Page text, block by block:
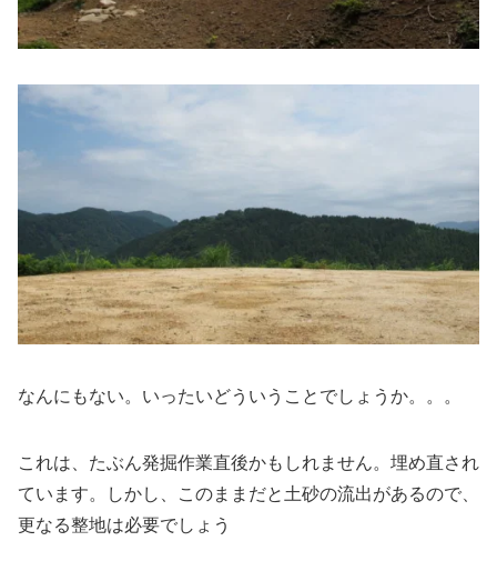
なんにもない。いったいどういうことでしょうか。。。
これは、たぶん発掘作業直後かもしれません。埋め直され
ています。しかし、このままだと土砂の流出があるので、
更なる整地は必要でしょう